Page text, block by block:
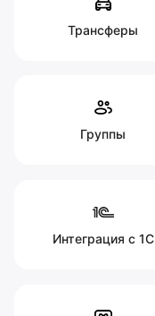
Трансферы
Группы
Интеграция с 1С